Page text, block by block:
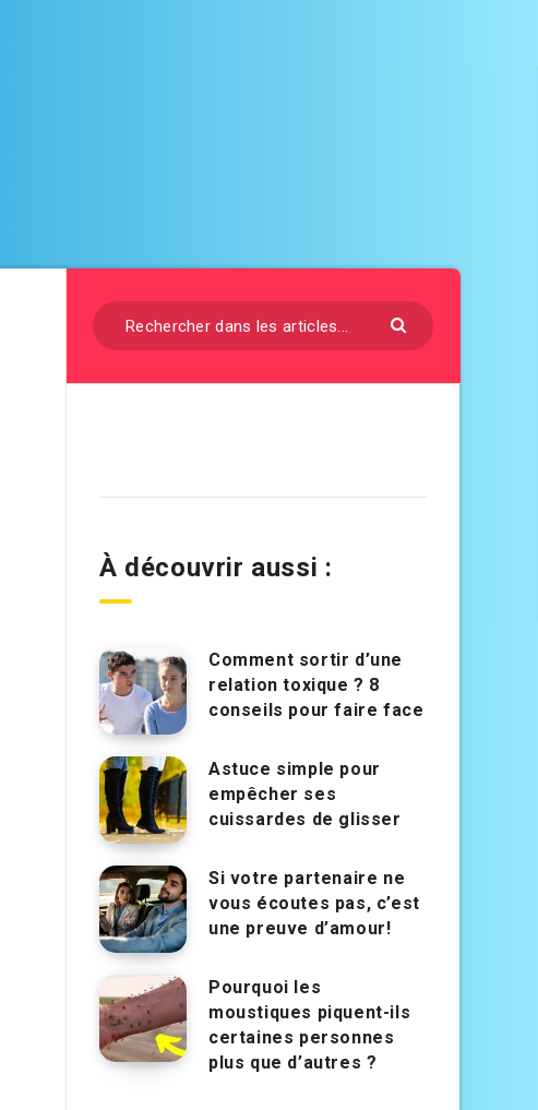
À découvrir aussi :
Comment sortir d’une
relation toxique ? 8
conseils pour faire face
Astuce simple pour
empêcher ses
cuissardes de glisser
Si votre partenaire ne
vous écoutes pas, c’est
une preuve d’amour!
Pourquoi les
moustiques piquent-ils
certaines personnes
plus que d’autres ?